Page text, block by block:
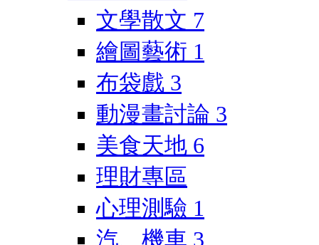
文學散文 7
繪圖藝術 1
布袋戲 3
動漫畫討論 3
美食天地 6
理財專區
心理測驗 1
汽、機車 3